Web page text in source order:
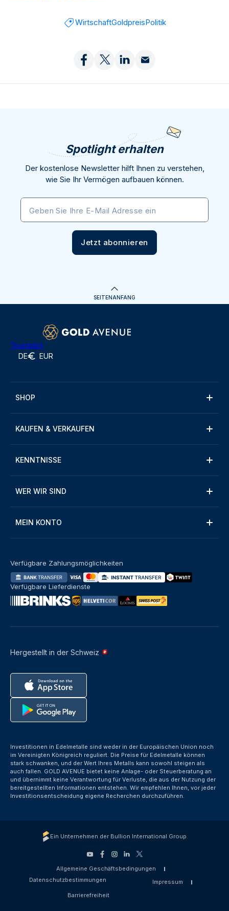
WirtschaftGoldpreisPolitik
Spotlight erhalten
Der kostenlose Newsletter hilft Ihnen zu verstehen,
wie Sie Ihr Vermögen aufbauen können.
Geben Sie Ihre E-Mail Adresse ein
Jetzt abonnieren
SEITENANFANG
Trustpilot
DE EUR
SHOP
KAUFEN & VERKAUFEN
KENNTNISSE
WER WIR SIND
MEIN KONTO
Hergestellt in der Schweiz
Verfügbare Zahlungsmöglichkeiten
Verfügbare Lieferdienste
Investitionen in Edelmetalle sind weder in der Europäischen Union noch
im Vereinigten Königreich reguliert. Die Preise für Edelmetalle können
stark schwanken, und der Wert Ihres Metalls kann sowohl steigen als
auch fallen. GOLD AVENUE bietet keine Anlage- oder Steuerberatung an
und übernimmt keine Verantwortung für Verluste, die aus der Nutzung der
bereitgestellten Informationen entstehen. Wir empfehlen Ihnen, vor jeder
Investitionsentscheidung eigene Recherchen durchzuführen.
Ein Unternehmen der Bullion International Group
Allgemeine Geschäftsbedingungen
Datenschutzbestimmungen
Impressum
Barrierefreiheit